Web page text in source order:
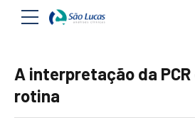
A interpretação da
rotina